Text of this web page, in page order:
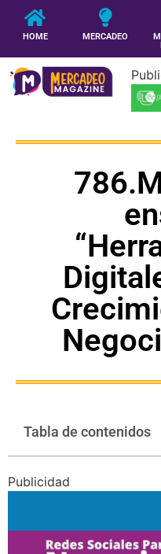
HOME MERCADEO
Tabla de contenidos
Publicidad